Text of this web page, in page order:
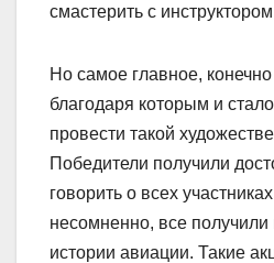
смастерить с
Но самое главное,
благодаря которым и
провести такой
Победители получили
говорить о всех
несомненно, все
истории авиации. Такие